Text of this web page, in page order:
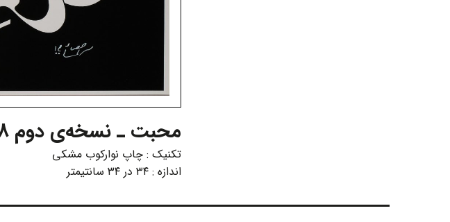
محبت ـ نسخه‌ی دوم ۱۸-۳۰
تکنیک : چاپ نوارکوب مشکی
اندازه : ۳۴ در ۳۴ سانتیمتر